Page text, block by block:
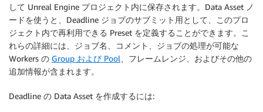
して Unreal Engine プロジェクト内に保存されます。Data Asset ノ
ードを使うと、Deadline ジョブのサブミット用として、このプロ
ジェクト内で再利用できる Preset を定義することができます。こ
れらの詳細には、ジョブ名、コメント、ジョブの処理が可能な
Workers の Group および Pool 、フレームレンジ、およびその他の
追加情報が含まれます。
Deadline の Data Asset を作成するには: